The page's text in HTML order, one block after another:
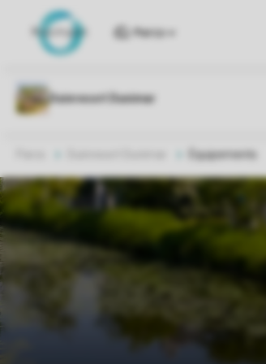
Parcs
Équipements